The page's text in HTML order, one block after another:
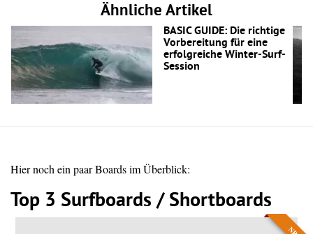
Ähnliche Artikel
BASIC GUIDE: Die richtige
Vorbereitung für eine
erfolgreiche Winter-Surf-
Session
Hier noch ein paar Boards im Überblick:
Top 3 Surfboards / Shortboards